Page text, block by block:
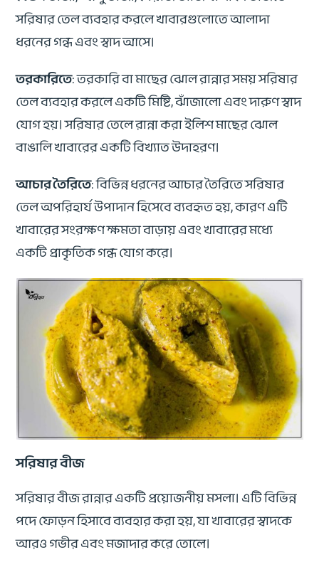
সরিষার তেল ব্যবহার করলে খাবারগুলোতে আলাদা
ধরনের গন্ধ এবং স্বাদ আসে।
তরকারিতে: তরকারি বা মাছের ঝোল রান্নার সময় সরিষার
তেল ব্যবহার করলে একটি মিষ্টি, ঝাঁজালো এবং দারুণ স্বাদ
যোগ হয়। সরিষার তেলে রান্না করা ইলিশ মাছের ঝোল
বাঙালি খাবারের একটি বিখ্যাত উদাহরণ।
আচার তৈরিতে: বিভিন্ন ধরনের আচার তৈরিতে সরিষার
তেল অপরিহার্য উপাদান হিসেবে ব্যবহৃত হয়, কারণ এটি
খাবারের সংরক্ষণ ক্ষমতা বাড়ায় এবং খাবারের মধ্যে
একটি প্রাকৃতিক গন্ধ যোগ করে।
সরিষার বীজ
সরিষার বীজ রান্নার একটি প্রয়োজনীয় মসলা। এটি বিভিন্ন
পদে ফোড়ন হিসাবে ব্যবহার করা হয়, যা খাবারের স্বাদকে
আরও গভীর এবং মজাদার করে তোলে।